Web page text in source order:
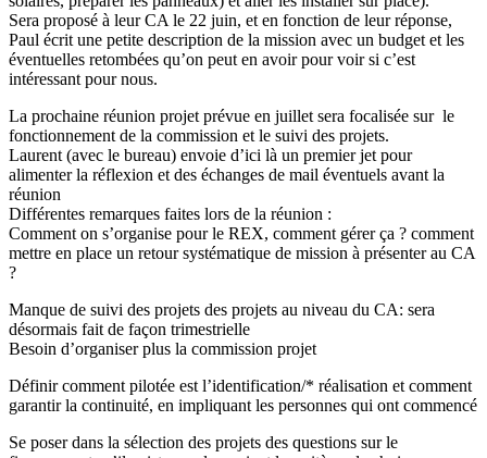
Sera proposé à leur CA le 22 juin, et en fonction de leur réponse,
Paul écrit une petite description de la mission avec un budget et les
éventuelles retombées qu’on peut en avoir pour voir si c’est
intéressant pour nous.
La prochaine réunion projet prévue en juillet sera focalisée sur le
fonctionnement de la commission et le suivi des projets.
Laurent (avec le bureau) envoie d’ici là un premier jet pour
alimenter la réflexion et des échanges de mail éventuels avant la
réunion
Différentes remarques faites lors de la réunion :
Comment on s’organise pour le REX, comment gérer ça ? comment
mettre en place un retour systématique de mission à présenter au CA
?
Manque de suivi des projets des projets au niveau du CA: sera
désormais fait de façon trimestrielle
Besoin d’organiser plus la commission projet
Définir comment pilotée est l’identification/* réalisation et comment
garantir la continuité, en impliquant les personnes qui ont commencé
Se poser dans la sélection des projets des questions sur le